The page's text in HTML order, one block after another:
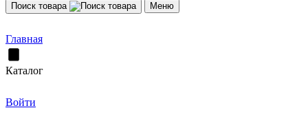
Поиск товара Меню
Главная
Каталог
Войти